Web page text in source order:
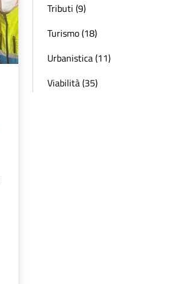
Tributi (9)
Turismo (18)
Urbanistica (11)
Viabilità (35)